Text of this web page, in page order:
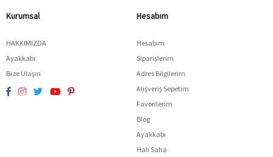
Kurumsal
HAKKIMIZDA
Ayakkabı
Bize Ulaşın
Hesabım
Hesabım
Siparişlerim
Adres Bilgilerim
Alışveriş Sepetim
Favorilerim
Blog
Ayakkabı
Halı Saha